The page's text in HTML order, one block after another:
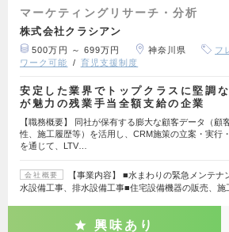
マーケティングリサーチ・分析
株式会社クラシアン
500万円 ～ 699万円 神奈川県 フ
ワーク可能
育児支援制度
安定した業界でトップクラスに堅調
が魅力の残業手当全額支給の企業
【職務概要】 同社が保有する膨大な顧客データ（顧
性、施工履歴等）を活用し、CRM施策の立案・実行
を通じて、LTV…
会社概要
【事業内容】 ■水まわりの緊急メンテ
水設備工事、排水設備工事■住宅設備機器の販売、施
興味あり